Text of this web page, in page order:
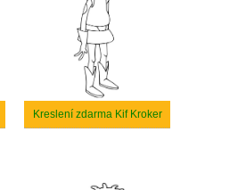
Kreslení zdarma Kif Kroker